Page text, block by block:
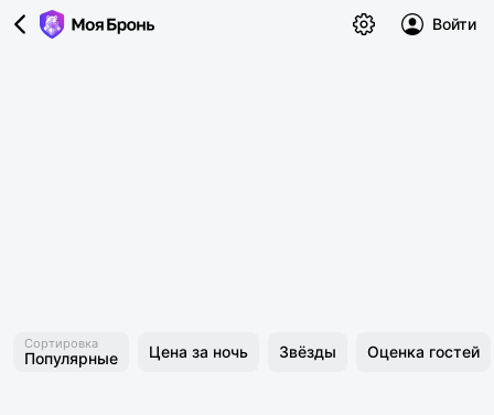
Войти
Сортировка
Популярные Цена за ночь Звёзды Оценка гостей